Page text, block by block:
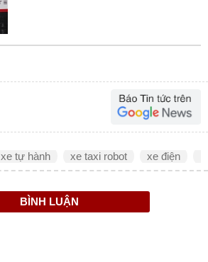
xe tự hành xe taxi robot xe điện
BÌNH LUẬN